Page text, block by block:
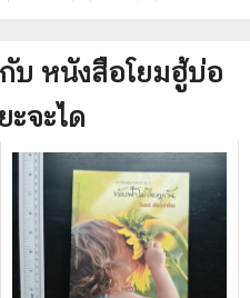
บ หนังสือโยมฮู้บ่อ
จะได